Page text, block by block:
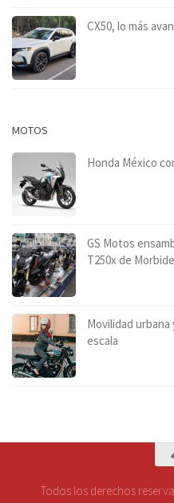
CX50, lo más
MOTOS
Honda México
GS Motos
T250x de
Movilidad
escala
Todos los derechos